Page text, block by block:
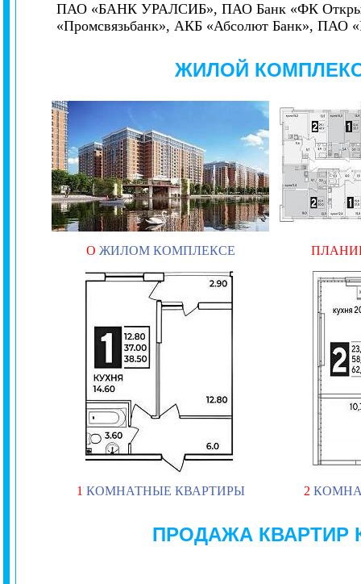
ПАО «БАНК УРАЛСИБ», ПАО Банк «ФК
«Промсвязьбанк», АКБ «Абсолют Банк»,
ЖИЛОЙ
О ЖИЛОМ КОМПЛЕКСЕ
1 КОМНАТНЫЕ КВАРТИРЫ 2
ПРОДАЖА КВАРТИР